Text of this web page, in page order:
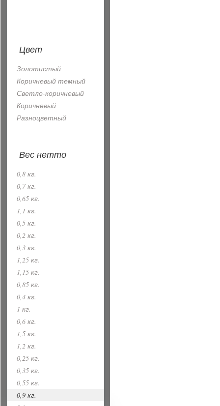
Цвет
Золотистый
Коричневый темный
Светло-коричневый
Коричневый
Разноцветный
Вес нетто
0,8 кг.
0,7 кг.
0,65 кг.
1,1 кг.
0,5 кг.
0,2 кг.
0,3 кг.
1,25 кг.
1,15 кг.
0,85 кг.
0,4 кг.
1 кг.
0,6 кг.
1,5 кг.
1,2 кг.
0,25 кг.
0,35 кг.
0,55 кг.
0,9 кг.